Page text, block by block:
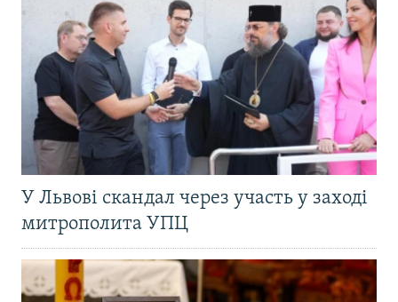
У Львові скандал через участь у заході
митрополита УПЦ